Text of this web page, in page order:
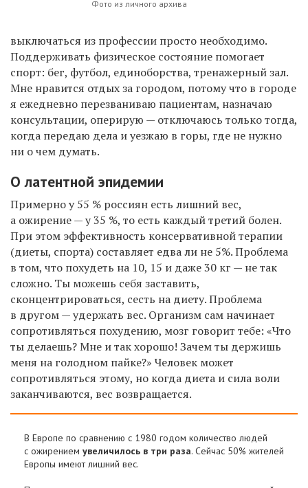
Фото из личного архива
выключаться из профессии просто необходимо.
Поддерживать физическое состояние помогает
спорт: бег, футбол, единоборства, тренажерный зал.
Мне нравится отдых за городом, потому что в городе
я ежедневно перезваниваю пациентам, назначаю
консультации, оперирую — отключаюсь только тогда,
когда передаю дела и уезжаю в горы, где не нужно
ни о чем думать.
О латентной эпидемии
Примерно у 55 % россиян есть лишний вес,
а ожирение — у 35 %, то есть каждый третий болен.
При этом эффективность консервативной терапии
(диеты, спорта) составляет едва ли не 5%. Проблема
в том, что похудеть на 10, 15 и даже 30 кг — не так
сложно. Ты можешь себя заставить,
сконцентрироваться, сесть на диету. Проблема
в другом — удержать вес. Организм сам начинает
сопротивляться похудению, мозг говорит тебе: «Что
ты делаешь? Мне и так хорошо! Зачем ты держишь
меня на голодном пайке?» Человек может
сопротивляться этому, но когда диета и сила воли
заканчиваются, вес возвращается.
В Европе по сравнению с 1980 годом количество людей
с ожирением увеличилось в три раза. Сейчас 50% жителей
Европы имеют лишний вес.